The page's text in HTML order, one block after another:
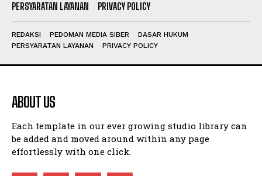
PERSYARATAN LAYANAN
PRIVACY POLICY
REDAKSI PEDOMAN MEDIA SIBER
DASAR HUKUM
PERSYARATAN LAYANAN
PRIVACY POLICY
ABOUT US
Each template in our ever growing studio library can
be added and moved around within any page
effortlessly with one click.